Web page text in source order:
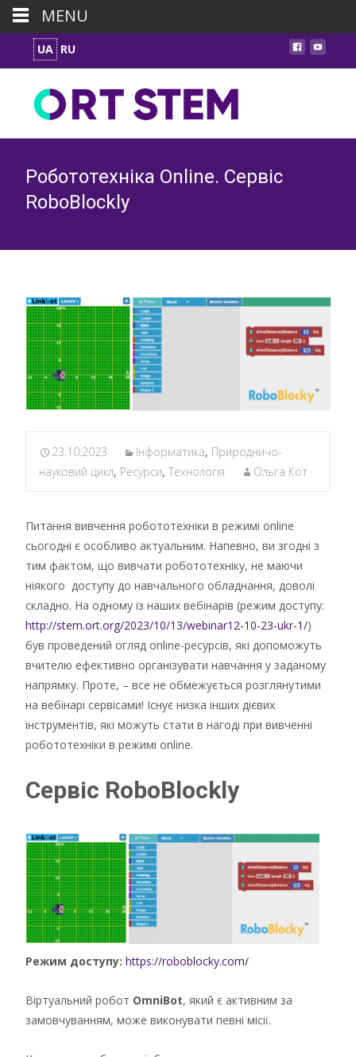
UA RU
Робототехніка Online. Сервіс
RoboBlockly
23.10.2023 Інформатика, Природничо-
науковий цикл, Ресурси, Технологія Ольга Кот
Питання вивчення робототехніки в режимі online
сьогодні є особливо актуальним. Напевно, ви згодні з
тим фактом, що вивчати робототехніку, не маючи
ніякого доступу до навчального обладнання, доволі
складно. На одному із наших вебінарів (режим доступу:
http://stem.ort.org/2023/10/13/webinar12-10-23-ukr-1/)
був проведений огляд online-ресурсів, які допоможуть
вчителю ефективно організувати навчання у заданому
напрямку. Проте, – все не обмежується розглянутими
на вебінарі сервісами! Існує низка інших дієвих
інструментів, які можуть стати в нагоді при вивченні
робототехніки в режимі online.
Сервіс RoboBlockly
Режим доступу: https://roboblocky.com/
Віртуальний робот OmniBot, який є активним за
замовчуванням, може виконувати певні місії.
MENU